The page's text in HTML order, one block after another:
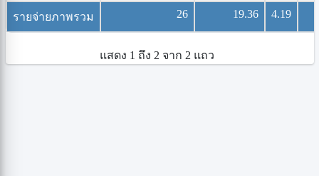
รายจ่ายภาพรวม 26 19.36 4.19
แสดง 1 ถึง 2 จาก 2 แถว